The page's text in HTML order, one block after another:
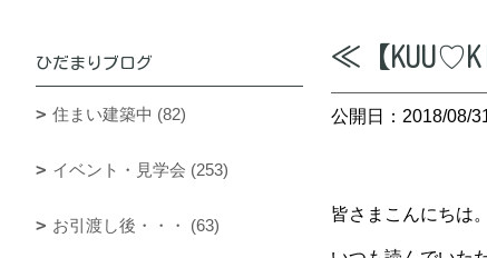
≪【
公開日：2018/08/
皆さまこんにちは
ひだまりブログ
住まい建築中 (82)
イベント・見学会 (253)
お引渡し後・・・ (63)